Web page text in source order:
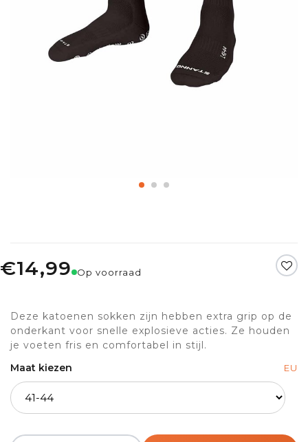
€14,99 Op voorraad
Deze katoenen sokken zijn hebben extra grip op de
onderkant voor snelle explosieve acties. Ze houden
je voeten fris en comfortabel in stijl.
Maat kiezen
EU